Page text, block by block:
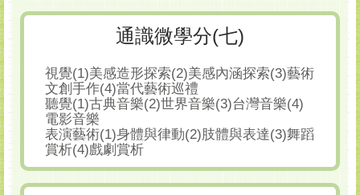
通識微學分(七)
視覺(1)美感造形探索(2)美感內涵探索(3)藝術
文創手作(4)當代藝術巡禮
聽覺(1)古典音樂(2)世界音樂(3)台灣音樂(4)
電影音樂
表演藝術(1)身體與律動(2)肢體與表達(3)舞蹈
賞析(4)戲劇賞析